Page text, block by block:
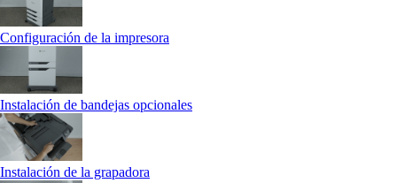
Configuración de la impresora
Instalación de bandejas opcionales
Instalación de la grapadora